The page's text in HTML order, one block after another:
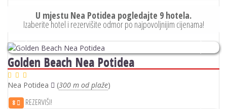
U mjestu Nea Potidea pogledajte 9 hotela.
Izaberite hotel i rezervišite odmor po najpovoljnijim cijenama!
Previous Next
Golden Beach Nea Potidea
Nea Potidea (300 m od plaže)
8 REZERVIŠI!